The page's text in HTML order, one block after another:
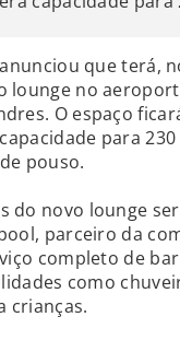
que terá,
lounge no
O espaço
para
pouso.
do novo lounge
parceiro da
completo de
como
crianças.